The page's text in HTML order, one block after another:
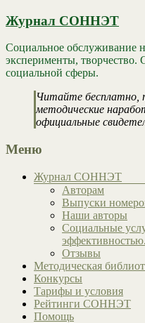
Журнал СОННЭТ
Социальное обслуживание
эксперименты,
социальной сферы.
Читайте бесплатно,
методические
официальные
Меню
Журнал СОННЭТ
Авторам
Выпуски
Наши авторы
Социальные
Отзывы
Методическая
Конкурсы
Тарифы и условия
Рейтинги СОННЭТ
Помощь